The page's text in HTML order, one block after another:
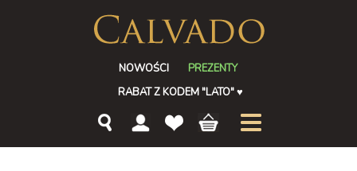
NOWOŚCI
PREZENTY
RABAT Z KODEM "LATO"♥